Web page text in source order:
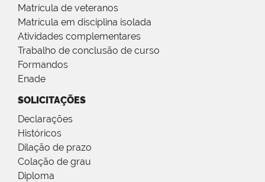
Matrícula de veteranos
Matrícula em disciplina isolada
Atividades complementares
Trabalho de conclusão de curso
Formandos
Enade
SOLICITAÇÕES
Declarações
Históricos
Dilação de prazo
Colação de grau
Diploma